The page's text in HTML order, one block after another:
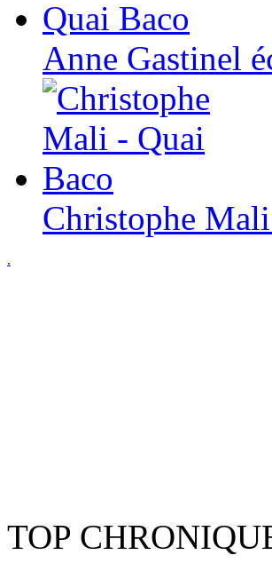
Anne Gastinel
Christophe Mali
.
TOP